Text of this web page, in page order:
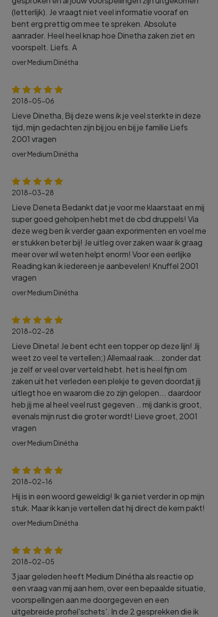
(letterlijk). Je vraagt niet veel informatie vooraf en
bent erg prettig om mee te spreken. Absolute
aanrader. Heel heel knap hoe Dinetha zaken ziet en
voorspelt. Liefs. A
over Medium Dinétha
2018-05-06
Lieve Dinetha, Bij deze wens ik je veel sterkte in deze
tijd, mijn gedachten zijn bij jou en bij je familie Liefs
2001 vragen
over Medium Dinétha
2018-03-28
Lieve Deneta Bedankt dat je voor me klaarstaat en mij
super goed geholpen hebt met de cbd druppels! Via
deze weg ben ik verder gaan exporimenten en voel me
er stukken beter bij! Je uitleg over zaken waar ik graag
meer over wil weten helpt enorm! Voor een eerlijke
Reading kan ik iedereen je aanbevelen! Knuffel 2001
vragen
over Medium Dinétha
2018-02-28
Lieve Dineta! Je bent echt een topper op deze lijn! Jij
weet zo veel te vertellen;) Allemaal raak... zonder dat
je zelf er veel over verteld hebt. het is heel fijn om
zaken uit het verleden een plekje te geven doordat jij
uitlegt hoe en waarom die zo zijn gelopen... daardoor
heb jij me al heel veel rust gegeven .. mij dank is groot,
evenals mijn rust die groter wordt! Lieve groet, 2001
vragen
over Medium Dinétha
2018-02-16
Hij is in een woord geweldig! Ik ga niet verder in op mijn
stuk. Maar ik kan je vertellen dat hij direct de kern pakt!
over Medium Dinétha
2018-02-05
3 jaar geleden heeft Medium Dinétha als reactie op
een vraag van mij aan hem, over een bepaalde situatie,
voorspellingen aan me doorgegeven en een
uitgebreide profiel'schets'. In de 2 gesprekken die ik